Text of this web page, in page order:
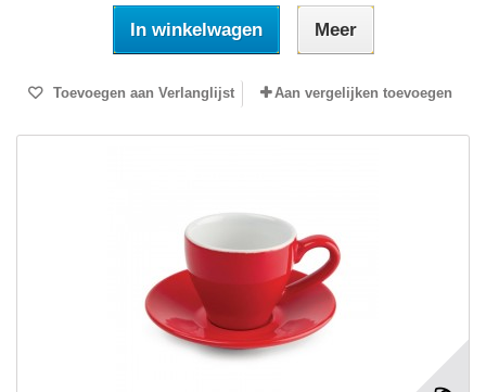
In winkelwagen Meer
Toevoegen aan Verlanglijst Aan vergelijken toevoegen